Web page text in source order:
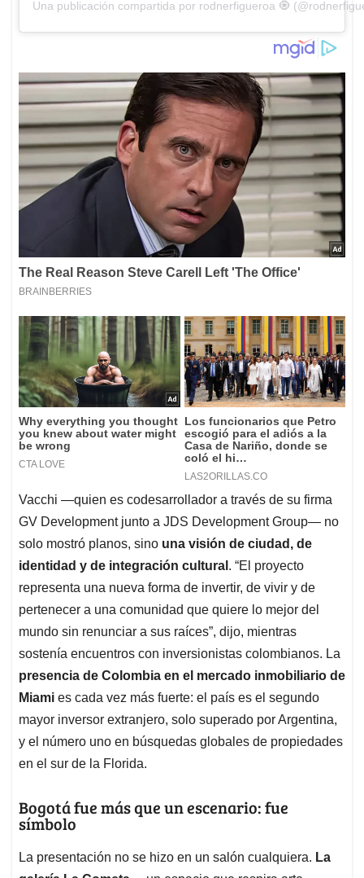
Una publicación compartida por rodnerfigueroa 🧿
Vacchi —quien es codesarrollador a través de su firma
GV Development junto a JDS Development Group— no
solo mostró planos, sino una visión de ciudad, de
identidad y de integración cultural . “El proyecto
representa una nueva forma de invertir, de vivir y de
pertenecer a una comunidad que quiere lo mejor del
mundo sin renunciar a sus raíces”, dijo, mientras
sostenía encuentros con inversionistas colombianos. La
presencia de Colombia en el mercado inmobiliario de
Miami es cada vez más fuerte: el país es el segundo
mayor inversor extranjero, solo superado por Argentina,
y el número uno en búsquedas globales de propiedades
en el sur de la Florida.
Bogotá fue más que un escenario: fue
símbolo
La presentación no se hizo en un salón cualquiera. La